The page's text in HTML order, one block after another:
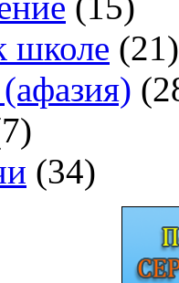
школе (21)
(34)